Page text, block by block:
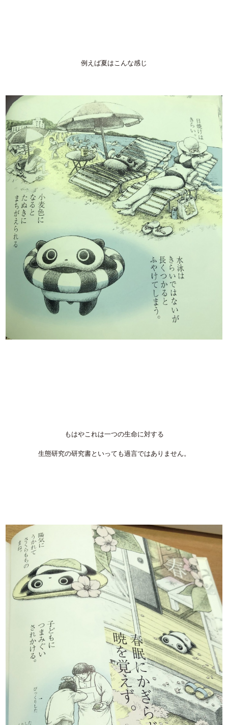
例えば夏はこんな感じ
もはやこれは一つの生命に対する
生態研究の研究書といっても過言ではありません。